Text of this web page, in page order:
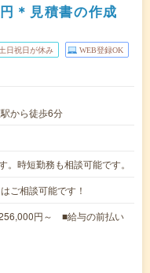
＊見積書の作成
土日祝日が休み WEB登録OK
から徒歩6分
時短勤務も相談可能です。
ご相談可能です！
円～ ■給与の前払い